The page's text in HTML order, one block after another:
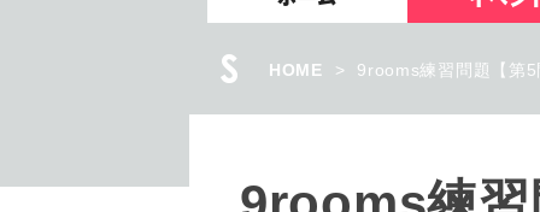
HOME > 9rooms練習問題【第